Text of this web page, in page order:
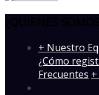
­+ Nuestro
¿Cómo
Frecuentes